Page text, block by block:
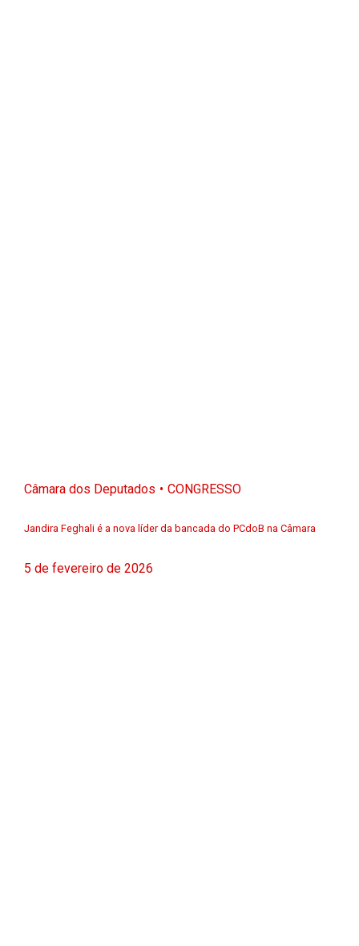
Câmara dos Deputados CONGRESSO
Jandira Feghali é a nova líder da bancada do PCdoB na Câmara
5 de fevereiro de 2026